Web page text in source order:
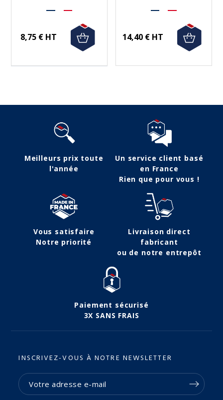
8,75 € HT 14,40 € HT
Meilleurs prix toute
l'année
Un service client basé
en France
Rien que pour vous !
Vous satisfaire
Notre priorité
Livraison direct
fabricant
ou de notre entrepôt
Paiement sécurisé
3X SANS FRAIS
INSCRIVEZ-VOUS À NOTRE NEWSLETTER